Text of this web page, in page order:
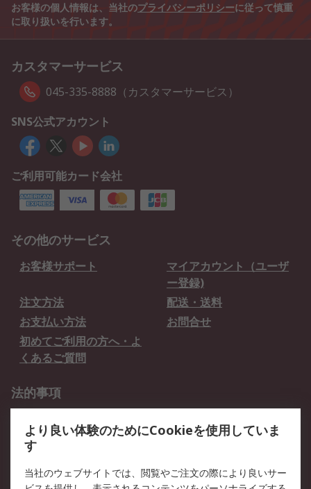
お客様の個人情報は、当社のプライバシーポリシーに従って慎重
に取り扱いを行います。
カスタマーサービス
045-335-8888（カスタマーサービス）
SNS公式アカウント
ご利用可能カード会社
その他のサービス
お客様サポート
マイアカウント（ユーザ
ー登録)
注文方法
配送・送料
お支払い方法
お問合せ
初めてご利用の方へ・よ
くあるご質問
法的事項
クッキーポリシー
RSについて
より良い体験のためにCookieを使用していま
す
当社のウェブサイトでは、閲覧やご注文の際により良いサー